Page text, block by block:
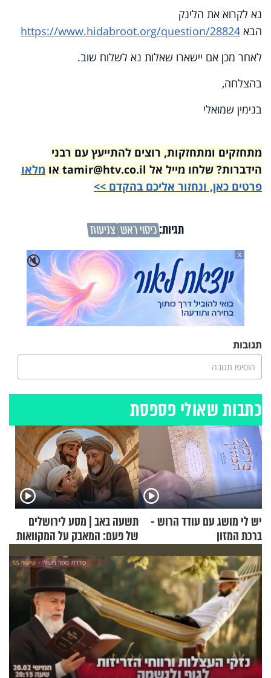
נא לקרוא את הלינק
הבא https://www.hidabroot.org/question/28824
לאחר מכן אם יישארו שאלות נא לשלוח שוב.
בהצלחה,
בנימין שמואלי
מתחזקים ומתחזקות, רוצים להתייעץ עם רבני
הידברות? שלחו מייל אל tamir@htv.co.il או
מלאו
פרטים כאן, ונחזור אליכם בהקדם >>
תגיות:כיסוי ראש צניעות
🔇
X
תגובות
הוסיפו תגובה
כתבות שאולי פספסת
יש לי מושג עם עודד הרוש -
ברכת המזון
תשעה באב | מסע לירושלים
של פעם: המאבק על המקוואות